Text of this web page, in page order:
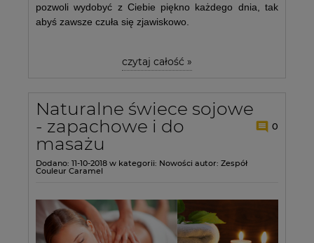
pozwoli wydobyć z Ciebie piękno każdego dnia, tak
abyś zawsze czuła się zjawiskowo.
czytaj całość »
Naturalne świece sojowe
- zapachowe i do
masażu
0
Dodano: 11-10-2018 w kategorii: Nowości autor: Zespół
Couleur Caramel